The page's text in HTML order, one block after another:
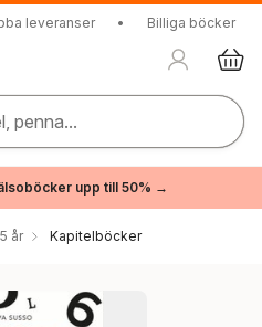
leveranser • Billiga böcker
penna...
upp till 50% →
år Kapitelböcker